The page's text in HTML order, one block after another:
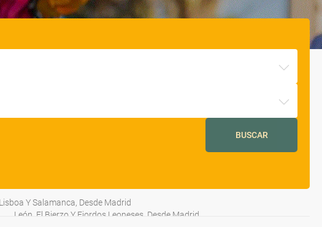
BUSCAR
Y Salamanca, Desde Madrid
León, El Bierzo Y Fiordos Leoneses, Desde Madrid